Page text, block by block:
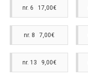
nr. 6 17,00€
nr. 8 7,00€
nr. 13 9,00€